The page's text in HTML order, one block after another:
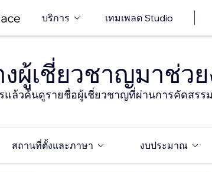
บริการ เทมเพลต Studio
งผู้เชี่ยวชาญมาช่ว
แล้วค้นดูรายชื่อผู้เชี่ยวชาญที่ผ่านการคัดสรร
สถานที่ตั้งและภาษา งบประมาณ